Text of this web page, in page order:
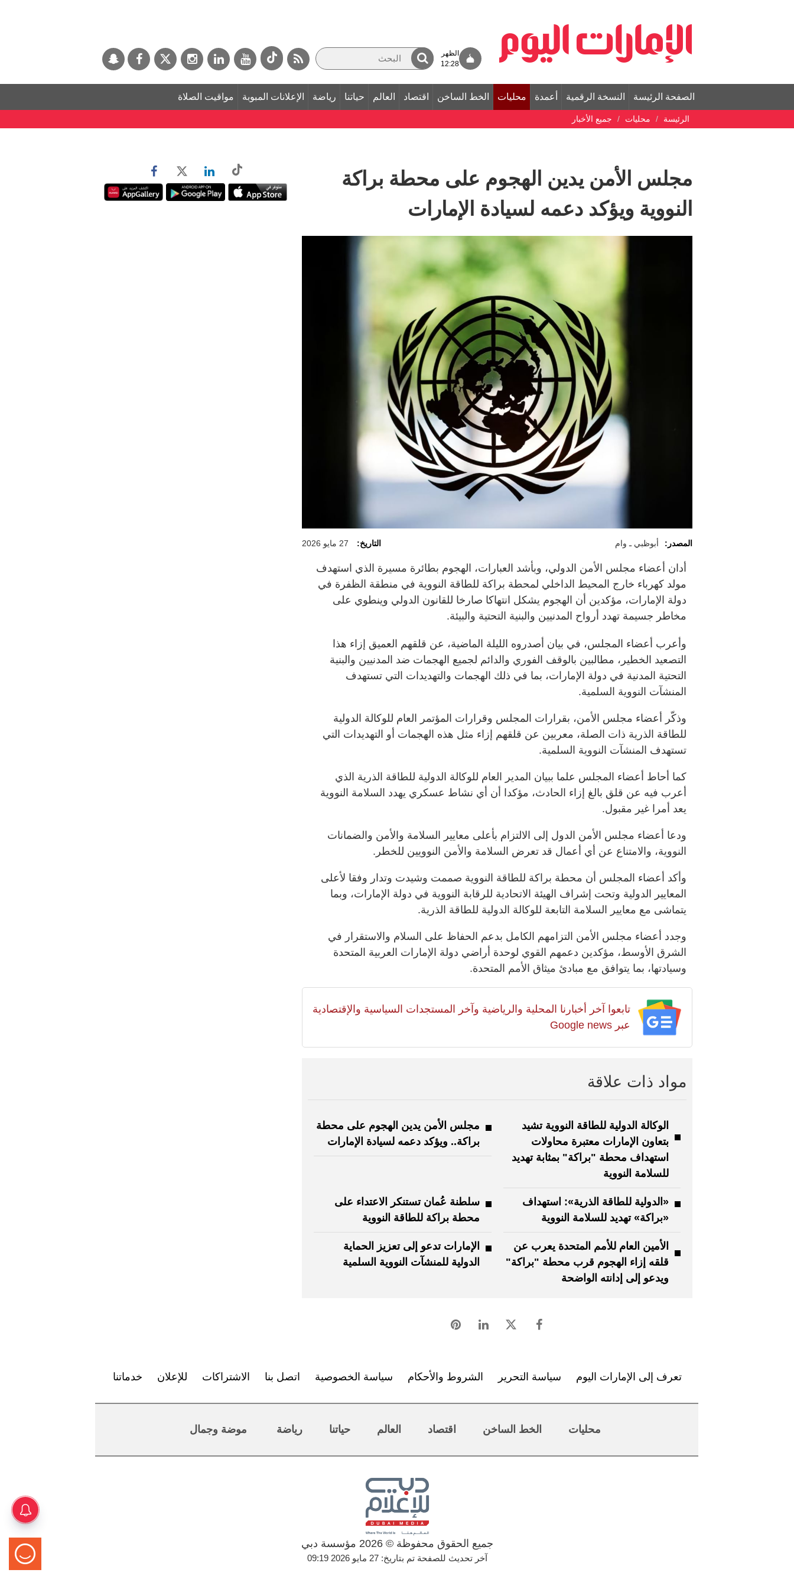
الظهر
12:28
الصفحة الرئيسة النسخة الرقمية أعمدة محليات الخط الساخن اقتصاد العالم حياتنا رياضة الإعلانات المبوبة مواقيت الصلاة
الرئيسة محليات جميع الأخبار
مجلس الأمن يدين الهجوم على محطة براكة
النووية ويؤكد دعمه لسيادة الإمارات
المصدر: أبوظبي ـ وام التاريخ: 27 مايو 2026
أدان أعضاء مجلس الأمن الدولي، وبأشد العبارات، الهجوم بطائرة مسيرة الذي استهدف
مولد كهرباء خارج المحيط الداخلي لمحطة براكة للطاقة النووية في منطقة الظفرة في
دولة الإمارات، مؤكدين أن الهجوم يشكل انتهاكا صارخا للقانون الدولي وينطوي على
مخاطر جسيمة تهدد أرواح المدنيين والبنية التحتية والبيئة.
وأعرب أعضاء المجلس، في بيان أصدروه الليلة الماضية، عن قلقهم العميق إزاء هذا
التصعيد الخطير، مطالبين بالوقف الفوري والدائم لجميع الهجمات ضد المدنيين والبنية
التحتية المدنية في دولة الإمارات، بما في ذلك الهجمات والتهديدات التي تستهدف
المنشآت النووية السلمية.
وذكّر أعضاء مجلس الأمن، بقرارات المجلس وقرارات المؤتمر العام للوكالة الدولية
للطاقة الذرية ذات الصلة، معربين عن قلقهم إزاء مثل هذه الهجمات أو التهديدات التي
تستهدف المنشآت النووية السلمية.
كما أحاط أعضاء المجلس علما ببيان المدير العام للوكالة الدولية للطاقة الذرية الذي
أعرب فيه عن قلق بالغ إزاء الحادث، مؤكدا أن أي نشاط عسكري يهدد السلامة النووية
يعد أمرا غير مقبول.
ودعا أعضاء مجلس الأمن الدول إلى الالتزام بأعلى معايير السلامة والأمن والضمانات
النووية، والامتناع عن أي أعمال قد تعرض السلامة والأمن النوويين للخطر.
وأكد أعضاء المجلس أن محطة براكة للطاقة النووية صممت وشيدت وتدار وفقا لأعلى
المعايير الدولية وتحت إشراف الهيئة الاتحادية للرقابة النووية في دولة الإمارات، وبما
يتماشى مع معايير السلامة التابعة للوكالة الدولية للطاقة الذرية.
وجدد أعضاء مجلس الأمن التزامهم الكامل بدعم الحفاظ على السلام والاستقرار في
الشرق الأوسط، مؤكدين دعمهم القوي لوحدة أراضي دولة الإمارات العربية المتحدة
وسيادتها، بما يتوافق مع مبادئ ميثاق الأمم المتحدة.
تابعوا آخر أخبارنا المحلية والرياضية وآخر المستجدات السياسية والإقتصادية
عبر Google news
مواد ذات علاقة
الوكالة الدولية للطاقة النووية تشيد
بتعاون الإمارات معتبرة محاولات
استهداف محطة "براكة" بمثابة تهديد
للسلامة النووية
مجلس الأمن يدين الهجوم على محطة
براكة.. ويؤكد دعمه لسيادة الإمارات
«الدولية للطاقة الذرية»: استهداف
«براكة» تهديد للسلامة النووية
سلطنة عُمان تستنكر الاعتداء على
محطة براكة للطاقة النووية
الأمين العام للأمم المتحدة يعرب عن
قلقه إزاء الهجوم قرب محطة "براكة"
ويدعو إلى إدانته الواضحة
الإمارات تدعو إلى تعزيز الحماية
الدولية للمنشآت النووية السلمية
تعرف إلى الإمارات اليوم سياسة التحرير الشروط والأحكام سياسة الخصوصية اتصل بنا الاشتراكات للإعلان خدماتنا
محليات الخط الساخن اقتصاد العالم حياتنا رياضة موضة وجمال
جميع الحقوق محفوظة © 2026 مؤسسة دبي
آخر تحديث للصفحة تم بتاريخ: 27 مايو 2026 09:19